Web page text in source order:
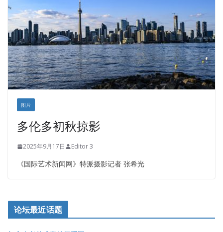
正点印艺设计
图片
多伦多初秋掠影
2025年9月17日 Editor 3
《国际艺术新闻网》特派摄影记者 张希光
论坛最近话题